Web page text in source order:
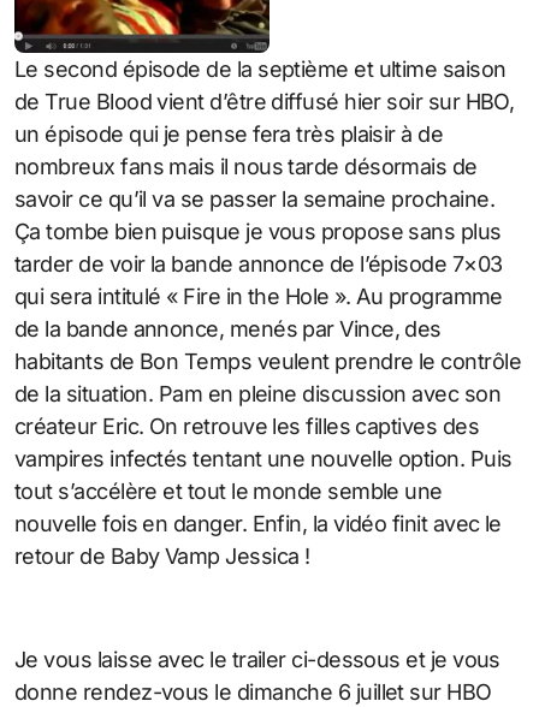
Le second épisode de la septième et ultime saison
de True Blood vient d’être diffusé hier soir sur HBO,
un épisode qui je pense fera très plaisir à de
nombreux fans mais il nous tarde désormais de
savoir ce qu’il va se passer la semaine prochaine.
Ça tombe bien puisque je vous propose sans plus
tarder de voir la bande annonce de l’épisode 7×03
qui sera intitulé « Fire in the Hole ». Au programme
de la bande annonce, menés par Vince, des
habitants de Bon Temps veulent prendre le contrôle
de la situation. Pam en pleine discussion avec son
créateur Eric. On retrouve les filles captives des
vampires infectés tentant une nouvelle option. Puis
tout s’accélère et tout le monde semble une
nouvelle fois en danger. Enfin, la vidéo finit avec le
retour de Baby Vamp Jessica !
Je vous laisse avec le trailer ci-dessous et je vous
donne rendez-vous le dimanche 6 juillet sur HBO